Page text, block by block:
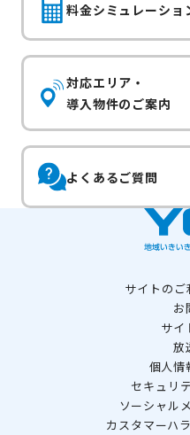
料金シミュレーショ
対応エリア・
導入物件のご案内
よくあるご質問
サイトのご
お
サイ
放
個人情
セキュリ
ソーシャル
カスタマーハ